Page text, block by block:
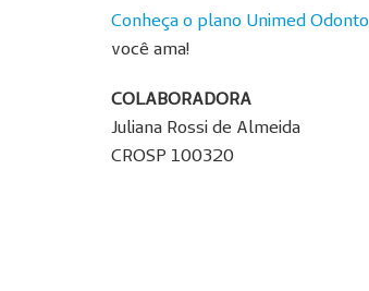
Conheça o plano Unimed Odonto
você ama!
COLABORADORA
Juliana Rossi de Almeida
CROSP 100320